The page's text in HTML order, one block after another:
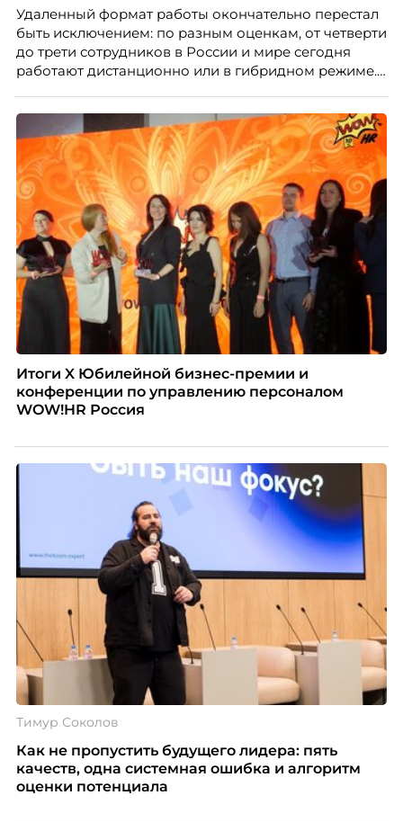
Удаленный формат работы окончательно перестал
быть исключением: по разным оценкам, от четверти
до трети сотрудников в России и мире сегодня
работают дистанционно или в гибридном режиме.
адаптация во многом происходит сама собой, то на
расстоянии она требует осознанного
проектирования — иначе компания рискует
потерять новичка в первые же месяцы.
Итоги X Юбилейной бизнес-премии и
конференции по управлению персоналом
WOW!HR Россия
Тимур Соколов
Как не пропустить будущего лидера: пять
качеств, одна системная ошибка и алгоритм
оценки потенциала